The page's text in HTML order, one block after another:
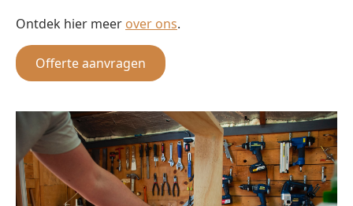
Ontdek hier meer over ons.
Offerte aanvragen